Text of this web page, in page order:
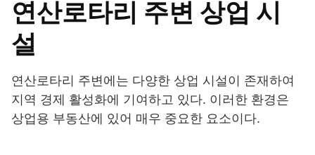
연산로타리 주변 상업 시
설
연산로타리 주변에는 다양한 상업 시설이 존재하여
지역 경제 활성화에 기여하고 있다. 이러한 환경은
상업용 부동산에 있어 매우 중요한 요소이다.